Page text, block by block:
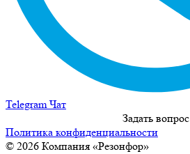
Telegram Чат
Задать вопрос
Политика конфиденциальности
© 2026 Компания «Резонфор»